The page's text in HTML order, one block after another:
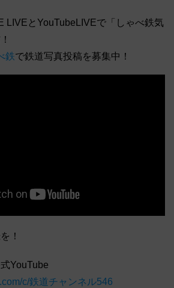
LIVEとYouTubeLIVEで「しゃべ鉄気
鉄で鉄道写真投稿を募集中！
！
YouTube
c/鉄道チャンネル546